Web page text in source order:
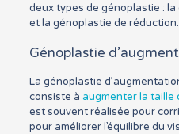
deux types de génoplastie :
et la génoplastie de réduction.
Génoplastie
La génoplastie
consiste à augmenter la taille
est souvent réalisée pour
pour améliorer l’équilibre du